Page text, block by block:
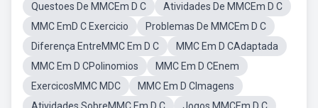
Questoes De MMCEm D C
Atividades De MMCEm D C
MMC EmD C Exercicio
Problemas De MMCEm D C
Diferença EntreMMC Em D C
MMC Em D CAdaptada
MMC Em D CPolinomios
MMC Em D CEnem
ExercicosMMC MDC
MMC Em D CImagens